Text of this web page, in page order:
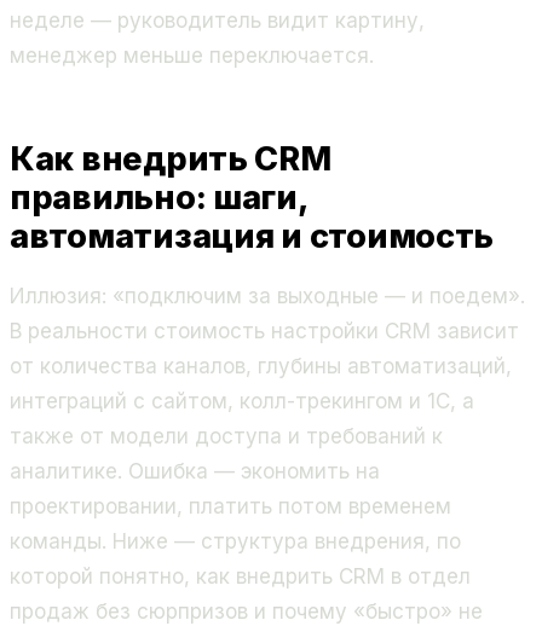
неделе — руководитель видит картину,
менеджер меньше переключается.
Как внедрить CRM
правильно: шаги,
автоматизация и стоимость
Иллюзия: «подключим за выходные — и поедем».
В реальности стоимость настройки CRM зависит
от количества каналов, глубины автоматизаций,
интеграций с сайтом, колл-трекингом и 1С, а
также от модели доступа и требований к
аналитике. Ошибка — экономить на
проектировании, платить потом временем
команды. Ниже — структура внедрения, по
которой понятно, как внедрить CRM в отдел
продаж без сюрпризов и почему «быстро» не